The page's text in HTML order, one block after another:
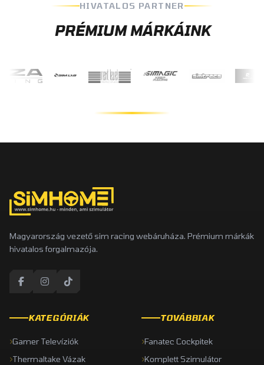
HIVATALOS PARTNER
PRÉMIUM MÁRKÁINK
Magyarország vezető sim racing webáruháza. Prémium márkák
hivatalos forgalmazója.
KATEGÓRIÁK
Gamer Televíziók
Thermaltake Vázak
TOVÁBBIAK
Fanatec Cockpitek
Komplett Szimulátor